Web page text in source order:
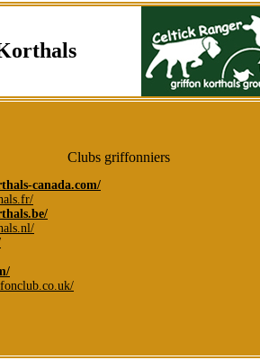
Clubs griffonniers
canada.com/